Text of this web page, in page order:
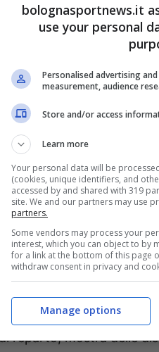
che fa valere la sua
volte.
dalle velleità offensive
in avanti quando
Ravaglia, dietro
un giallo. Sovrastato
per gli ospiti. In
reparto, mostra delle
bolognasportnews.it
use your personal
Personalised advertising
measurement, audience
Store and/or access
Learn more
Your personal data will be
(cookies, unique identifiers, and
accessed by and shared with 319
site. We and our partners may use
partners.
Some vendors may process your
interest, which you can object to by
for a link at the bottom of this page
withdraw consent in privacy and
Manage options